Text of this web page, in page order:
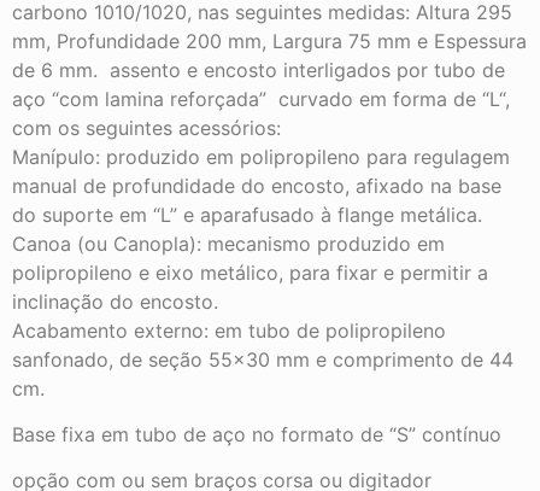
carbono 1010/1020, nas seguintes medidas: Altura 295
mm, Profundidade 200 mm, Largura 75 mm e Espessura
de 6 mm. assento e encosto interligados por tubo de
aço “com lamina reforçada” curvado em forma de “L“,
com os seguintes acessórios:
Manípulo: produzido em polipropileno para regulagem
manual de profundidade do encosto, afixado na base
do suporte em “L” e aparafusado à flange metálica.
Canoa (ou Canopla): mecanismo produzido em
polipropileno e eixo metálico, para fixar e permitir a
inclinação do encosto.
Acabamento externo: em tubo de polipropileno
sanfonado, de seção 55×30 mm e comprimento de 44
cm.
Base fixa em tubo de aço no formato de “S” contínuo
opção com ou sem braços corsa ou digitador